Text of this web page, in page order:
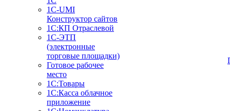
1С-UMI
Конструктор сайтов
1С:КП Отраслевой
1С-ЭТП
(электронные
торговые площадки)
Готовое рабочее
место
1С:Товары
1С:Касса облачное
приложение